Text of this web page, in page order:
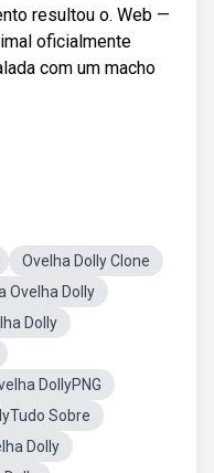
resultou o. Web —
oficialmente
com um macho
Ovelha Dolly Clone
Ovelha Dolly
Dolly
DollyPNG
Sobre
Dolly